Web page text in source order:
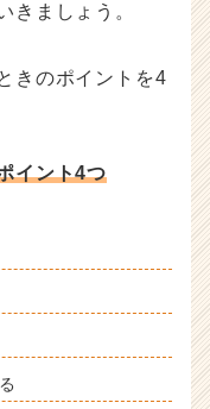
きましょう。
きのポイントを4
イント4つ